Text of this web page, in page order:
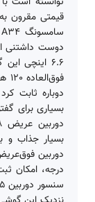
قیمتی مقرون
دوست داشتنی
6.6 اینچی
دوباره ثابت
بسیاری برای
بسیار جذاب و
درجه، امکان